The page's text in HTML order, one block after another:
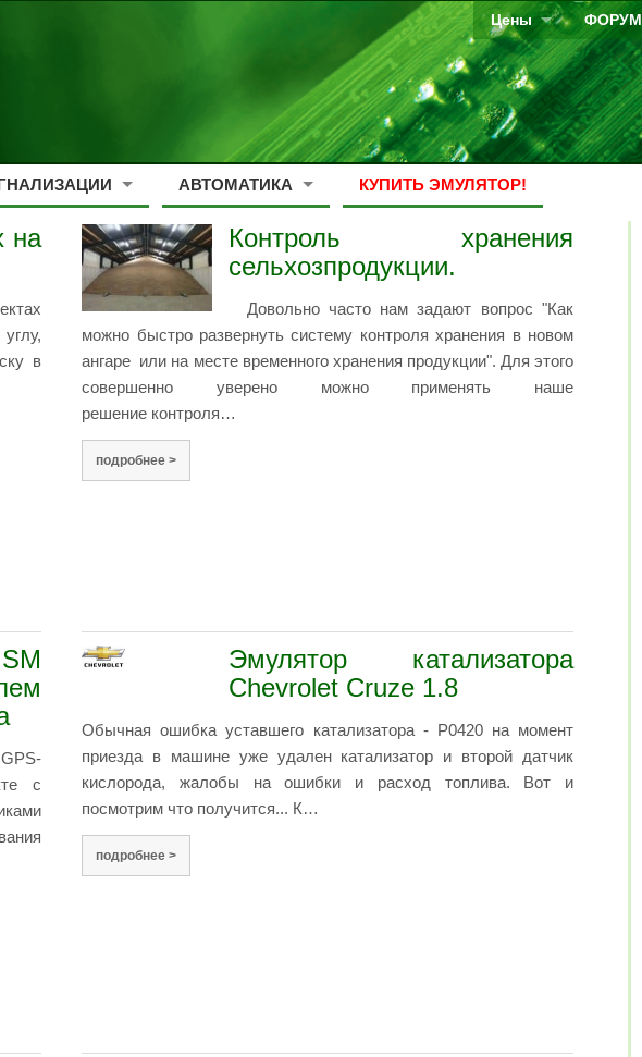
ФОРУМ
Цены
АВТОМАТИКА КУПИТЬ ЭМУЛЯТОР!
на
в
Контроль хранения
сельхозпродукции.
Довольно часто нам задают вопрос "Как
можно быстро развернуть систему контроля хранения в новом
ангаре или на месте временного хранения продукции". Для этого
совершенно уверено можно применять наше
решение контроля…
подробнее >
с
Эмулятор катализатора
Chevrolet Cruze 1.8
Обычная ошибка уставшего катализатора - P0420 на момент
приезда в машине уже удален катализатор и второй датчик
кислорода, жалобы на ошибки и расход топлива. Вот и
посмотрим что получится... К…
подробнее >